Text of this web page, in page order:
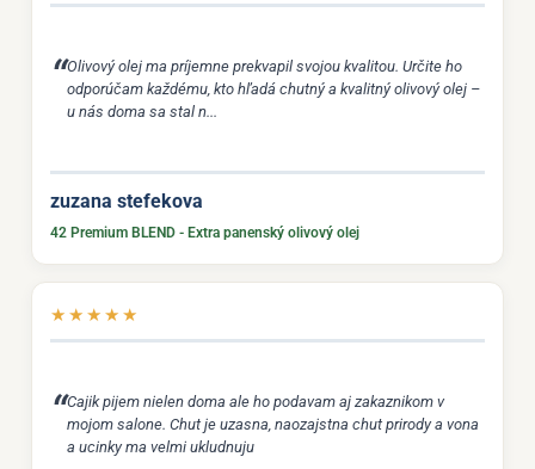
Olivový olej ma príjemne prekvapil svojou kvalitou. Určite ho
odporúčam každému, kto hľadá chutný a kvalitný olivový olej –
u nás doma sa stal n...
zuzana stefekova
42 Premium BLEND - Extra panenský olivový olej
★ ★ ★ ★ ★
Cajik pijem nielen doma ale ho podavam aj zakaznikom v
mojom salone. Chut je uzasna, naozajstna chut prirody a vona
a ucinky ma velmi ukludnuju